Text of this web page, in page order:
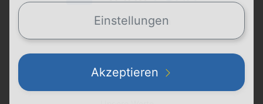
mit aus Bayern
Über uns
Einstellungen
Akzeptieren